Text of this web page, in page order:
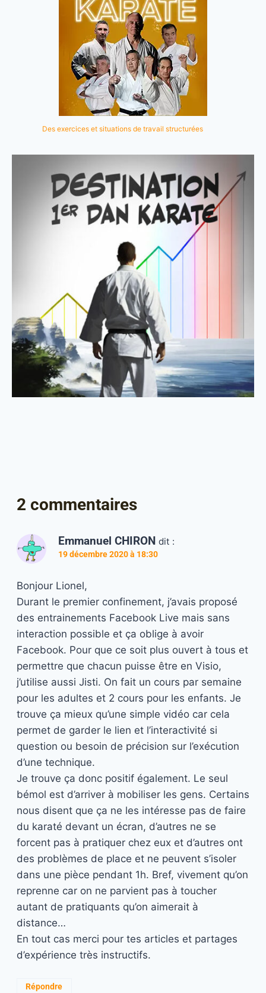
Des exercices et situations de travail structurées
2 commentaires
Emmanuel CHIRON dit :
19 décembre 2020 à 18:30
Bonjour Lionel,
Durant le premier confinement, j’avais proposé
des entrainements Facebook Live mais sans
interaction possible et ça oblige à avoir
Facebook. Pour que ce soit plus ouvert à tous et
permettre que chacun puisse être en Visio,
j’utilise aussi Jisti. On fait un cours par semaine
pour les adultes et 2 cours pour les enfants. Je
trouve ça mieux qu’une simple vidéo car cela
permet de garder le lien et l’interactivité si
question ou besoin de précision sur l’exécution
d’une technique.
Je trouve ça donc positif également. Le seul
bémol est d’arriver à mobiliser les gens. Certains
nous disent que ça ne les intéresse pas de faire
du karaté devant un écran, d’autres ne se
forcent pas à pratiquer chez eux et d’autres ont
des problèmes de place et ne peuvent s’isoler
dans une pièce pendant 1h. Bref, vivement qu’on
reprenne car on ne parvient pas à toucher
autant de pratiquants qu’on aimerait à
distance…
En tout cas merci pour tes articles et partages
d’expérience très instructifs.
Répondre